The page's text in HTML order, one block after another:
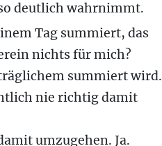
deutlich wahrnimmt.
Tag summiert, das
nichts für mich?
summiert wird.
nie richtig damit
umzugehen. Ja.